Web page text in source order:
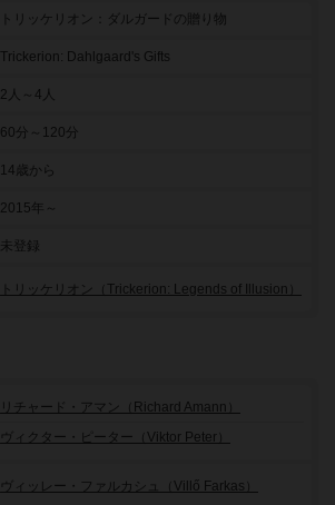
トリッケリオン：ダルガードの贈り物
Trickerion: Dahlgaard's Gifts
2人～4人
60分～120分
14歳から
2015年～
未登録
トリッケリオン（Trickerion: Legends of Illusion）
リチャード・アマン（Richard Amann）
ヴィクター・ピーター（Viktor Peter）
ヴィッレー・ファルカシュ（Villő Farkas）